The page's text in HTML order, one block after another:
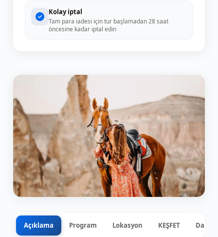
Açıklama Program Lokasyon KEŞFET Dahil
Kolay iptal
Tam para iadesi için tur başlamadan 28 saat
öncesine kadar iptal edin